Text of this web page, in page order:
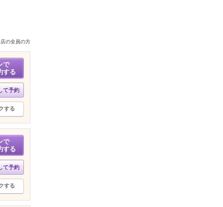
の全員の方
で
する
て予約
する
で
する
て予約
する